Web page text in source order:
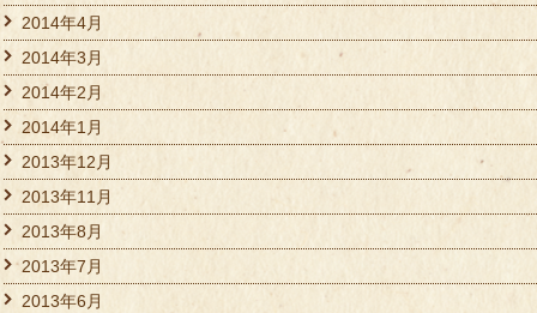
2014年4月
2014年3月
2014年2月
2014年1月
2013年12月
2013年11月
2013年8月
2013年7月
2013年6月